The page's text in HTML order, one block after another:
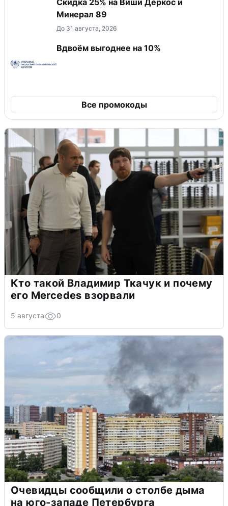
Минерал 89
До 31 августа, 2026
Вдвоём выгоднее на 10%
Все промокоды
Кто такой Владимир Ткачук и почему
его Mercedes взорвали
5 августа 0
Очевидцы сообщили о столбе дыма
на юго-западе Петербурга